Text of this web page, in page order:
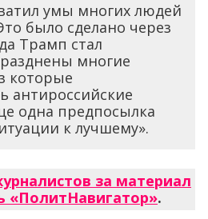
умы многих людей
было сделано через
Трамп стал
многие
которые
антироссийские
одна предпосылка
к лучшему».
за материал
«ПолитНавигатор».